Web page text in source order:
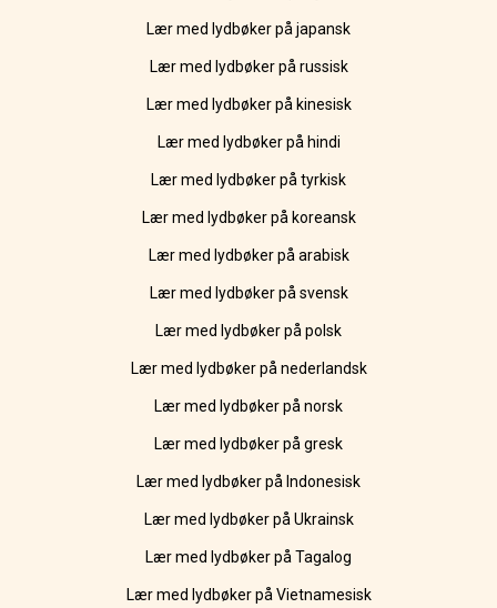
Lær med lydbøker på japansk
Lær med lydbøker på russisk
Lær med lydbøker på kinesisk
Lær med lydbøker på hindi
Lær med lydbøker på tyrkisk
Lær med lydbøker på koreansk
Lær med lydbøker på arabisk
Lær med lydbøker på svensk
Lær med lydbøker på polsk
Lær med lydbøker på nederlandsk
Lær med lydbøker på norsk
Lær med lydbøker på gresk
Lær med lydbøker på Indonesisk
Lær med lydbøker på Ukrainsk
Lær med lydbøker på Tagalog
Lær med lydbøker på Vietnamesisk